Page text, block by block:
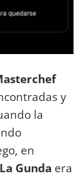
y
la
en
La Gunda era